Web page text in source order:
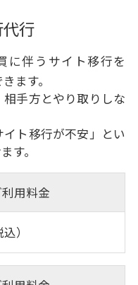
行
に伴うサイト移行を
ます。
手方とやり取りしな
イト移行が不安」とい
す。
用料金
）